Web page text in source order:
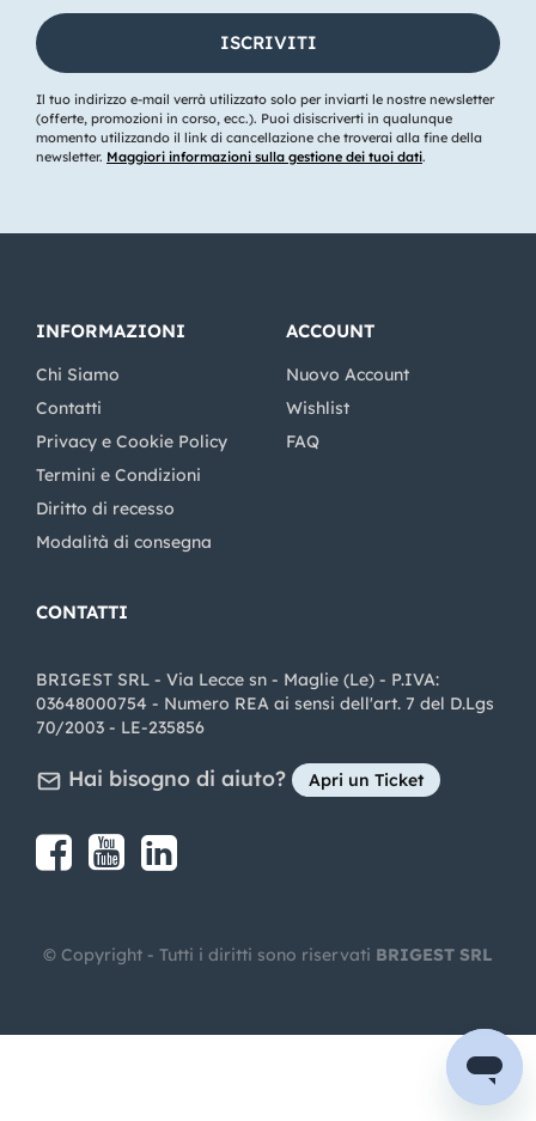
Il tuo indirizzo e-mail verrà utilizzato solo per inviarti le nostre newsletter
(offerte, promozioni in corso, ecc.). Puoi disiscriverti in qualunque
momento utilizzando il link di cancellazione che troverai alla fine della
newsletter. Maggiori informazioni sulla gestione dei tuoi dati.
INFORMAZIONI
Chi Siamo
Contatti
Privacy e Cookie Policy
Termini e Condizioni
Diritto di recesso
Modalità di consegna
ACCOUNT
Nuovo Account
Wishlist
FAQ
CONTATTI
BRIGEST SRL - Via Lecce sn - Maglie (Le) - P.IVA:
03648000754 - Numero REA ai sensi dell'art. 7 del D.Lgs
70/2003 - LE-235856
Hai bisogno di aiuto? Apri un Ticket
Share on Facebook
Share on youtube
© Copyright - Tutti i diritti sono riservati BRIGEST SRL